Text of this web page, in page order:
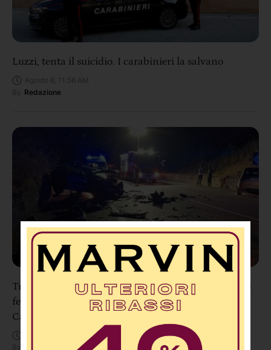
Luzzi, tenta il suicidio. I carabinieri la salvano
Redazione
Tragedia sulla SS106 a Pietragrande: un morto e tre
feriti dopo uno scontro tra due auto e una moto nel
Catanzarese